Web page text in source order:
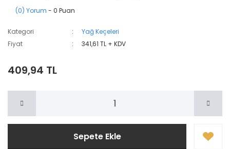
(0) Yorum - 0 Puan
Kategori
Yağ Keçeleri
Fiyat
341,61 TL + KDV
409,94 TL
Sepete Ekle